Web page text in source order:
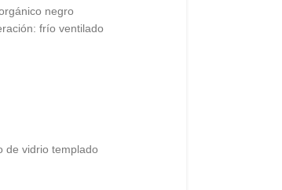
negro
frío ventilado
de vidrio templado